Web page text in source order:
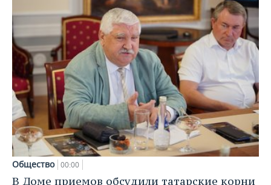
Общество 00:00
В Доме приемов обсудили татарские корни